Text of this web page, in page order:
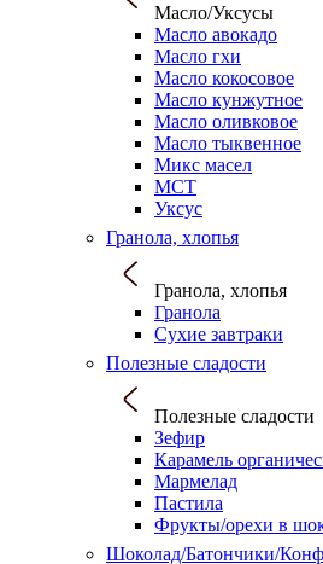
Масло/Уксусы
Масло авокадо
Масло гхи
Масло кокосовое
Масло кунжутное
Масло оливковое
Масло тыквенное
Микс масел
МСТ
Уксус
Гранола, хлопья
Гранола, хлопья
Гранола
Сухие завтраки
Полезные сладости
Полезные сладости
Зефир
Карамель
Мармелад
Пастила
Фрукты/орехи в
Шоколад/Батончики/